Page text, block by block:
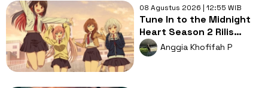
08 Agustus 2026 | 12:55 WIB
Tune In to the Midnight
Heart Season 2 Rilis
2027, Hadirkan 2
Karakter Baru
Anggia Khofifah P